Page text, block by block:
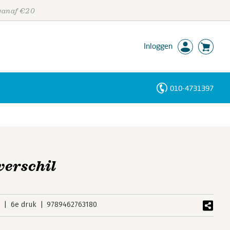
€20
Inloggen
010-4731397
6e druk 9789462763180
Personen